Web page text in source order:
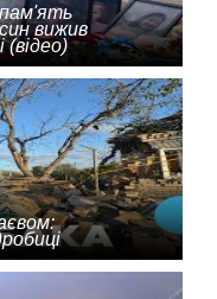
вижив
(відео)